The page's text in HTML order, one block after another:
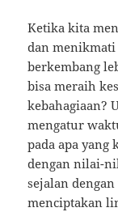
Ketika kita
dan
berkembang
bisa meraih
kebahagiaan?
mengatur
pada apa yang
dengan nilai-
sejalan
menciptakan